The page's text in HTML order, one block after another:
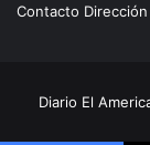
Contacto
Diario El